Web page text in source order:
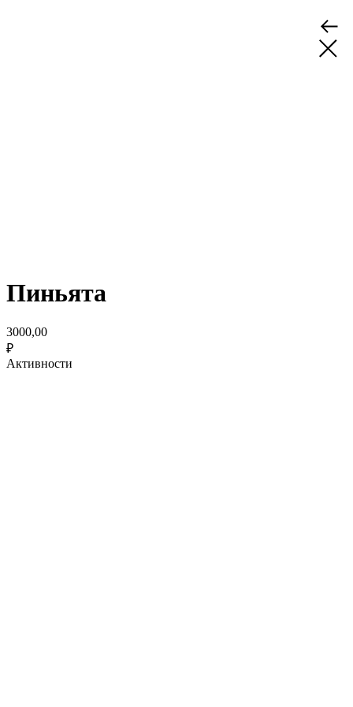
Пиньята
3000,00
₽
Активности